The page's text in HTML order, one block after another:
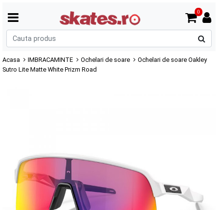
0
Acasa IMBRACAMINTE Ochelari de soare
Ochelari de soare Oakley
Sutro Lite Matte White Prizm Road